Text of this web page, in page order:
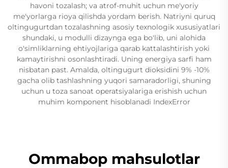
havoni tozalash; va atrof-muhit uchun me'yoriy
me'yorlarga rioya qilishda yordam berish. Natriyni quruq
oltingugurtdan tozalashning asosiy texnologik xususiyatlari
shundaki, u modulli dizaynga ega bo'lib, uni alohida
o'simliklarning ehtiyojlariga qarab kattalashtirish yoki
kamaytirishni osonlashtiradi. Uning energiya sarfi ham
nisbatan past. Amalda, oltingugurt dioksidini 9% -10%
gacha olib tashlashning yuqori samaradorligi, shuning
uchun u toza sanoat operatsiyalariga erishish uchun
muhim komponent hisoblanadi IndexError
Ommabop mahsulotlar